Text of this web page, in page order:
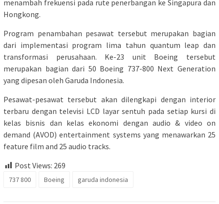
menambah frekuensi pada rute penerbangan ke Singapura dan
Hongkong.
Program penambahan pesawat tersebut merupakan bagian
dari implementasi program lima tahun quantum leap dan
transformasi perusahaan. Ke-23 unit Boeing tersebut
merupakan bagian dari 50 Boeing 737-800 Next Generation
yang dipesan oleh Garuda Indonesia.
Pesawat-pesawat tersebut akan dilengkapi dengan interior
terbaru dengan televisi LCD layar sentuh pada setiap kursi di
kelas bisnis dan kelas ekonomi dengan audio & video on
demand (AVOD) entertainment systems yang menawarkan 25
feature film and 25 audio tracks.
Post Views: 269
737 800 Boeing garuda indonesia